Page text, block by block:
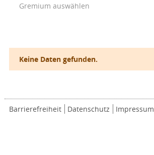
Gremium auswählen
Keine Daten gefunden.
Barrierefreiheit Datenschutz Impressum